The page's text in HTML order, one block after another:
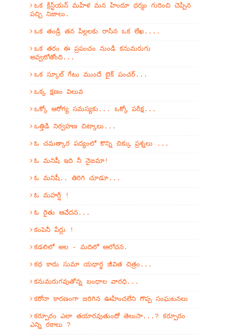
ఒక క్రిస్టియన్ మహిళ మన హిందూ ధర్మం గురించి చెప్పిన
పచ్చి నిజాలు.
ఒక తండ్రి తన పిల్లలకు రాసిన ఒక లేఖ....
ఒక తరం ఈ ప్రపంచం నుండి కనుమరుగు
అవ్వబోతోంది...
ఒక స్కూల్ గేటు ముందే బైక్ పంచర్...
ఒక్క క్షణం విలువ
ఒక్కో ఆరోగ్య సమస్యకు... ఒక్కో పరీక్ష...
ఒత్తిడి నిర్వహణ చిట్కాలు...
ఓ చమత్కార పద్యంలో కొన్ని చిక్కు ప్రశ్నలు ...
ఓ మనిషీ ఇది నీ నైజమా!
ఓ మనిషీ.. తిరిగి చూడూ...
ఓ మహర్షీ !
ఓ రైతు ఆవేదన...
కంపెనీ పేర్లు !
కడలిలో అల - మదిలో ఆలోచన.
కథ కాదు సుమా యథార్థ జీవిత చిత్రం...
కనుమరుగవుతోన్న బంధాల వారధి...
కరోనా కారణంగా జరిగిన ఊహించలేని గొప్ప సంఘటనలు
కర్పూరం ఎలా తయారవుతుందో తెలుసా...? కర్పూరం
ఎన్ని రకాలు ?